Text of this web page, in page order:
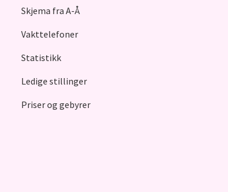
Skjema fra A-Å
Vakttelefoner
Statistikk
Ledige stillinger
Priser og gebyrer